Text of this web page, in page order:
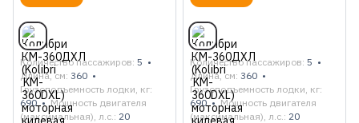
Количество пассажиров 5
Длина, см 360
Грузоподъемность лодки, кг
690
Мощность двигателя
(максимальная), л.с.
20
Количество пассажиров 5
Длина, см 360
Грузоподъемность лодки, кг
690
Мощность двигателя
(максимальная), л.с.
20